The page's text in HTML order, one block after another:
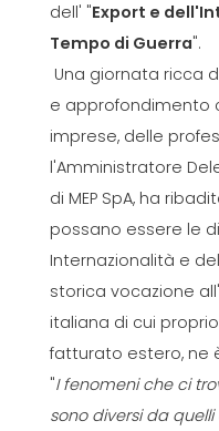
dell' "Export e
Tempo di Guerra".
Una giornata ricca
e approfondimento
imprese, delle
l'Amministratore
di MEP SpA, ha
possano essere le
Internazionalità e
storica vocazione
italiana di cui proprio
fatturato estero, ne
"I fenomeni che ci
sono diversi da